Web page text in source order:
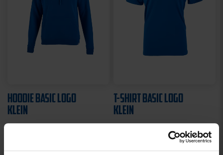
HOODIE BASIC LOGO
KLEIN
T-SHIRT BASIC LOGO
KLEIN